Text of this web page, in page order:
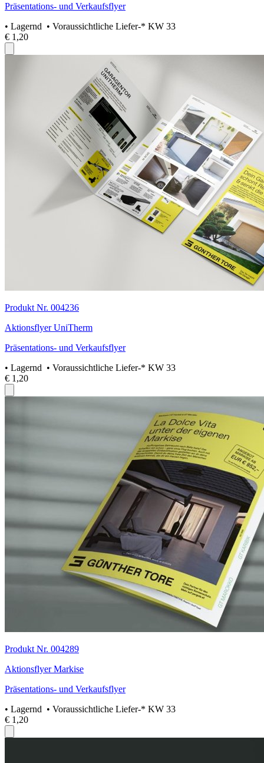
Präsentations- und Verkaufsflyer
• Lagernd • Voraussichtliche Liefer-* KW 33
€ 1,20
Produkt Nr. 004236
Aktionsflyer UniTherm
Präsentations- und Verkaufsflyer
• Lagernd • Voraussichtliche Liefer-* KW 33
€ 1,20
Produkt Nr. 004289
Aktionsflyer Markise
Präsentations- und Verkaufsflyer
• Lagernd • Voraussichtliche Liefer-* KW 33
€ 1,20